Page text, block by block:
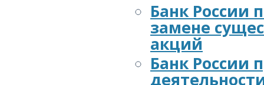
Банк России
замене
акций
Банк России